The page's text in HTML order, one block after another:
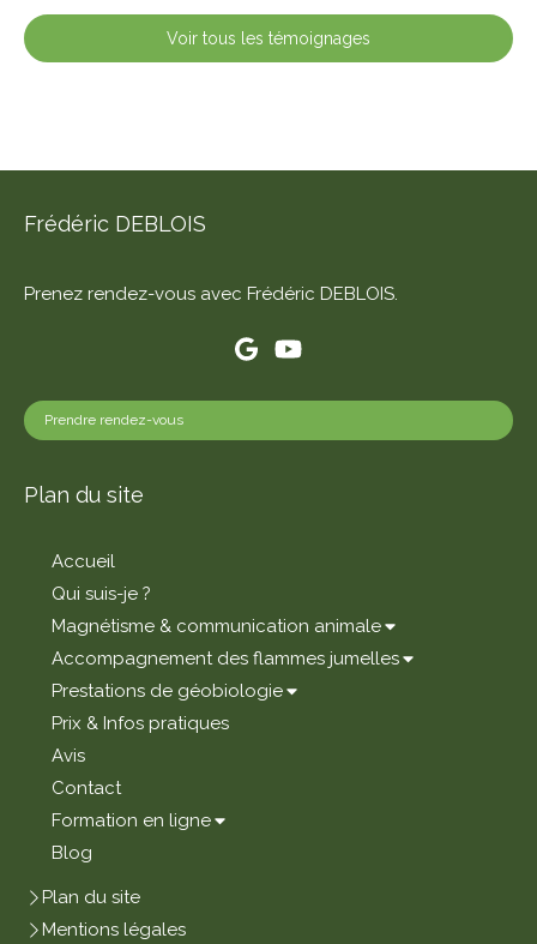
Voir tous les témoignages
Frédéric DEBLOIS
Prenez rendez-vous avec Frédéric DEBLOIS.
Prendre rendez-vous
Plan du site
Accueil
Qui suis-je ?
Magnétisme & communication animale
Accompagnement des flammes jumelles
Prestations de géobiologie
Prix & Infos pratiques
Avis
Contact
Formation en ligne
Blog
Plan du site
Mentions légales